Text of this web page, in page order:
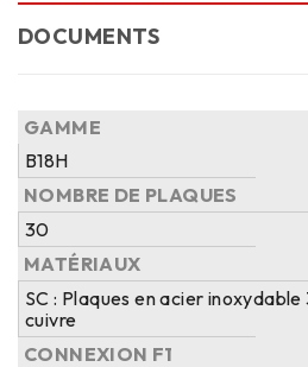
DOCUMENTS
GAMME
B18H
NOMBRE DE PLAQUES
30
MATÉRIAUX
SC : Plaques en acier
cuivre
CONNEXION F1